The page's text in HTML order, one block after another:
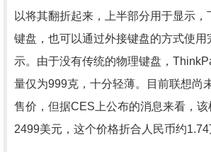
以将其翻折起来，上半部分用于显示，
键盘，也可以通过外接键盘的方式使用
示。由于没有传统的物理键盘，
量仅为999克，十分轻薄。目前联想尚
售价，但据CES上公布的消息来看，
2499美元，这个价格折合人民币约1.74